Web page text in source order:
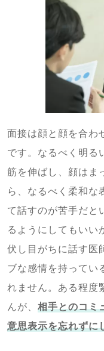
面接は顔と顔を合わ
です。なるべく明る
筋を伸ばし、顔はま
ら、なるべく柔和な
て話すのが苦手だと
るようにしてもいい
伏し目がちに話す医
ブな感情を持ってい
れません。ある程度
んが、 相手とのコミ
意思表示を忘れずに